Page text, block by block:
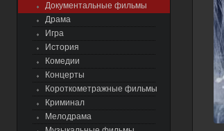
Документальные фильмы
Драма
Игра
История
Комедии
Концерты
Короткометражные фильмы
Криминал
Мелодрама